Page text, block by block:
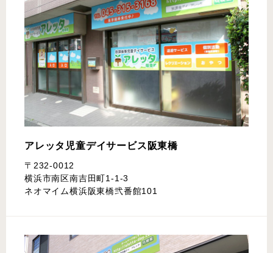
アレッタ児童デイサービス 阪東橋
〒232-0012
横浜市南区南吉田町1-1-3
ネオマイム横浜阪東橋弐番館101